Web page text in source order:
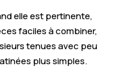
elle est pertinente,
faciles à combiner,
tenues avec peu
plus simples.